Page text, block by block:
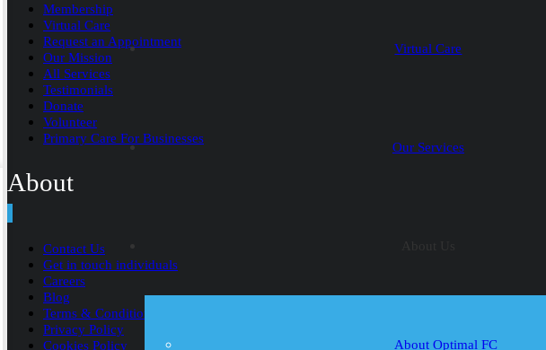
Virtual Care
Our Services
About Optimal FC
Membership
Virtual Care
Request an Appointment
Our Mission
All Services
Testimonials
Donate
Volunteer
Primary Care For Businesses
About
Contact Us
Get in touch individuals
Careers
Blog
Terms & Conditions
Privacy Policy
Cookies Policy